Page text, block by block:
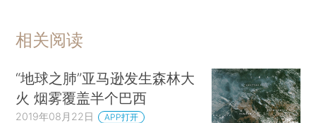
相关阅读
“地球之肺”亚马逊发生森林大
火 烟雾覆盖半个巴西
2019年08月22日 APP打开